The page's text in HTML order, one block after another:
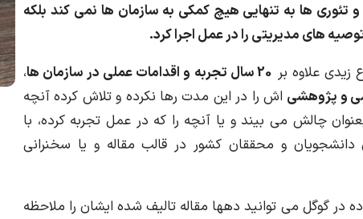
تئوری ها به تنهایی هیچ کمکی به سازمان ها نمی کند بلکه
های مدیریتی را در عمل اجرا کرد.
زیدی علاوه بر 20 سال تجربه و اقدامات عملی در سازمان ها
،
و پژوهشی اش را در این مدت رها نکرده و تلاش کرده آنچه
چالش می بیند و یا آنچه را که در عمل تجربه کرده، با
دانشجویان و محققان کشور در قالب مقاله و یا سخنرانی
در گوگل می توانید دهها مقاله تالیف شده ایشان را ملاحظه